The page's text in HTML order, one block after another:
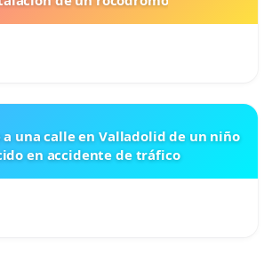
una calle en Valladolid de un niño
en accidente de tráfico